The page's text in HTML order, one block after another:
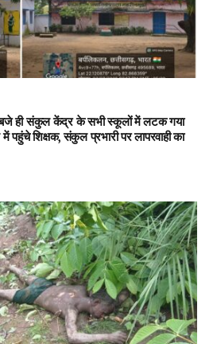
ही संकुल केंद्र के सभी स्कूलों में लटक गया
पहुंचे शिक्षक, संकुल प्रभारी पर लापरवाही का